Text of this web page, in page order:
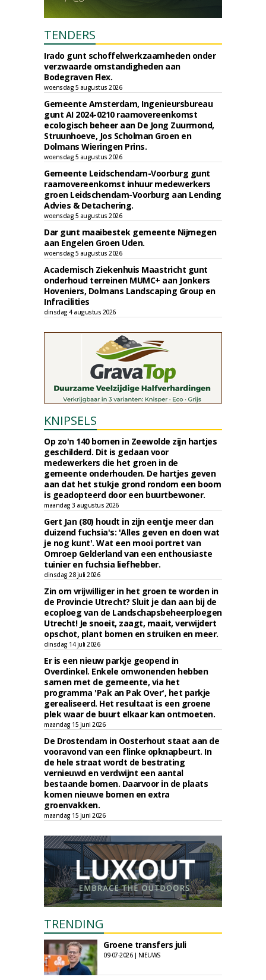
TENDERS
Irado gunt schoffelwerkzaamheden onder
verzwaarde omstandigheden aan
Bodegraven Flex.
woensdag 5 augustus 2026
Gemeente Amsterdam, Ingenieursbureau
gunt AI 2024-0210 raamovereenkomst
ecologisch beheer aan De Jong Zuurmond,
Struunhoeve, Jos Scholman Groen en
Dolmans Wieringen Prins.
woensdag 5 augustus 2026
Gemeente Leidschendam-Voorburg gunt
raamovereenkomst inhuur medewerkers
groen Leidschendam-Voorburg aan Lending
Advies & Detachering.
woensdag 5 augustus 2026
Dar gunt maaibestek gemeente Nijmegen
aan Engelen Groen Uden.
woensdag 5 augustus 2026
Academisch Ziekenhuis Maastricht gunt
onderhoud terreinen MUMC+ aan Jonkers
Hoveniers, Dolmans Landscaping Group en
Infracilities
dinsdag 4 augustus 2026
KNIPSELS
Op zo'n 140 bomen in Zeewolde zijn hartjes
geschilderd. Dit is gedaan voor
medewerkers die het groen in de
gemeente onderhouden. De hartjes geven
aan dat het stukje grond rondom een boom
is geadopteerd door een buurtbewoner.
maandag 3 augustus 2026
Gert Jan (80) houdt in zijn eentje meer dan
duizend fuchsia's: 'Alles geven en doen wat
je nog kunt'. Wat een mooi portret van
Omroep Gelderland van een enthousiaste
tuinier en fuchsia liefhebber.
dinsdag 28 juli 2026
Zin om vrijwilliger in het groen te worden in
de Provincie Utrecht? Sluit je dan aan bij de
ecoploeg van de Landschapsbeheerploegen
Utrecht! Je snoeit, zaagt, maait, verwijdert
opschot, plant bomen en struiken en meer.
dinsdag 14 juli 2026
Er is een nieuw parkje geopend in
Overdinkel. Enkele omwonenden hebben
samen met de gemeente, via het
programma 'Pak an Pak Over', het parkje
gerealiseerd. Het resultaat is een groene
plek waar de buurt elkaar kan ontmoeten.
maandag 15 juni 2026
De Drostendam in Oosterhout staat aan de
vooravond van een flinke opknapbeurt. In
de hele straat wordt de bestrating
vernieuwd en verdwijnt een aantal
bestaande bomen. Daarvoor in de plaats
komen nieuwe bomen en extra
groenvakken.
maandag 15 juni 2026
TRENDING
Groene transfers juli
09-07-2026 | NIEUWS